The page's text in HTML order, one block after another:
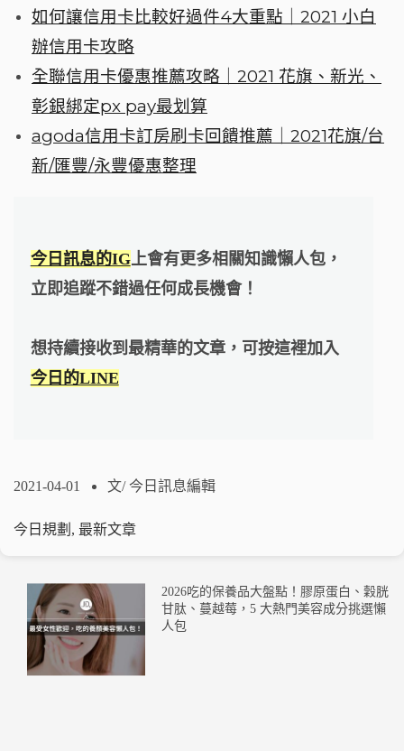
如何讓信用卡比較好過件4大重點｜2021 小白
辦信用卡攻略
全聯信用卡優惠推薦攻略｜2021 花旗、新光、
彰銀綁定px pay最划算
agoda信用卡訂房刷卡回饋推薦｜2021花旗/台
新/匯豐/永豐優惠整理
今日訊息的IG上會有更多相關知識懶人包，
立即追蹤不錯過任何成長機會！
想持續接收到最精華的文章，可按這裡加入
今日的LINE
2021-04-01 文/今日訊息編輯
今日規劃 , 最新文章
2026吃的保養品大盤點！膠原蛋白、穀胱
甘肽、蔓越莓，5 大熱門美容成分挑選懶
人包